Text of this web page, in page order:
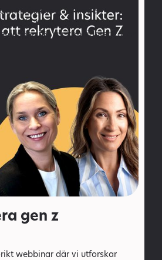
skiften som formade
medier 2025.
för hur kandidater väljer
under 2026 för att lyckas med
på sociala medier.
gen z
webbinar där vi utforskar